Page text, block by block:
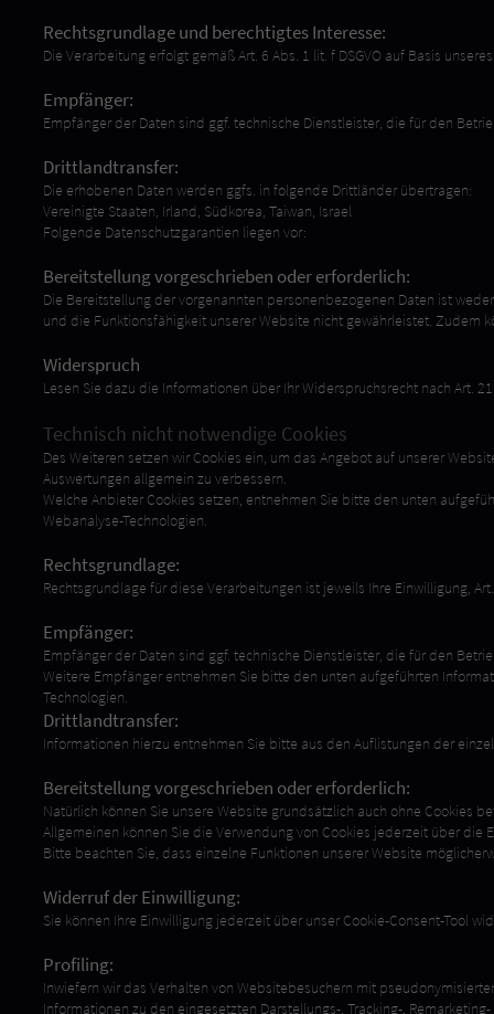
Rechtsgrundlage und berechtigtes Interesse:
Die Verarbeitung erfolgt gemäß Art. 6 Abs. 1 lit. f DSGVO auf Basis
Empfänger:
Empfänger der Daten sind ggf. technische Dienstleister, die für den
Drittlandtransfer:
Die erhobenen Daten werden ggfs. in folgende Drittländer übertragen:
Vereinigte Staaten, Irland, Südkorea, Taiwan, Israel
Folgende Datenschutzgarantien liegen vor:
Bereitstellung vorgeschrieben oder erforderlich:
Die Bereitstellung der vorgenannten personenbezogenen Daten ist
und die Funktionsfähigkeit unserer Website nicht gewährleistet. Zudem
Widerspruch
Lesen Sie dazu die Informationen über Ihr Widerspruchsrecht nach Art.
Technisch nicht notwendige Cookies
Des Weiteren setzen wir Cookies ein, um das Angebot auf unserer
Auswertungen allgemein zu verbessern.
Welche Anbieter Cookies setzen, entnehmen Sie bitte den unten
Webanalyse-Technologien.
Rechtsgrundlage:
Rechtsgrundlage für diese Verarbeitungen ist jeweils Ihre Einwilligung, Art.
Empfänger:
Empfänger der Daten sind ggf. technische Dienstleister, die für den
Weitere Empfänger entnehmen Sie bitte den unten aufgeführten
Technologien.
Drittlandtransfer:
Informationen hierzu entnehmen Sie bitte aus den Auflistungen der
Bereitstellung vorgeschrieben oder erforderlich:
Natürlich können Sie unsere Website grundsätzlich auch ohne Cookies
Allgemeinen können Sie die Verwendung von Cookies jederzeit über
Bitte beachten Sie, dass einzelne Funktionen unserer Website
Widerruf der Einwilligung:
Sie können Ihre Einwilligung jederzeit über unser Cookie-Consent-Tool
Profiling:
Inwiefern wir das Verhalten von Websitebesuchern mit
Informationen zu den eingesetzten Darstellungs-, Tracking-,